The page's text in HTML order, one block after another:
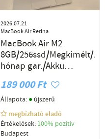
2026.07.21
MacBook Air Retina
MacBook Air M2
8GB/256ssd/Megkímélt/1
hónap gar./Akku
189 000 Ft
Állapota: ●újszerű
megbízható eladó
Értékelések: 100% pozítiv
Budapest